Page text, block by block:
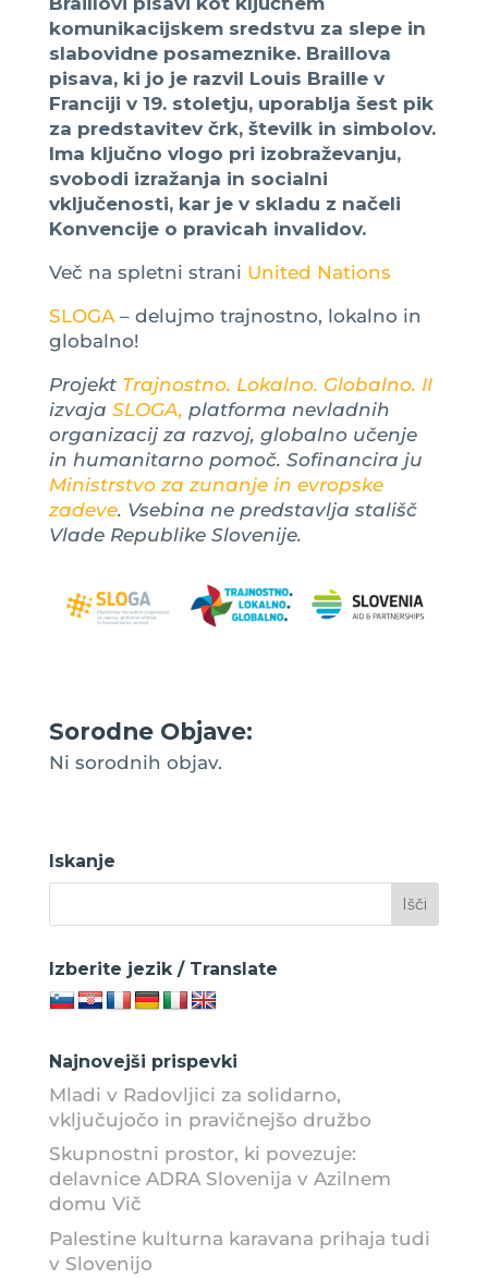
komunikacijskem sredstvu za slepe in
slabovidne posameznike. Braillova
pisava, ki jo je razvil Louis Braille v
Franciji v 19. stoletju, uporablja šest pik
za predstavitev črk, številk in simbolov.
Ima ključno vlogo pri izobraževanju,
svobodi izražanja in socialni
vključenosti, kar je v skladu z načeli
Konvencije o pravicah invalidov.
Več na spletni strani United Nations
SLOGA– delujmo trajnostno, lokalno in
globalno!
Projekt Trajnostno. Lokalno. Globalno. II
izvaja SLOGA, platforma nevladnih
organizacij za razvoj, globalno učenje
in humanitarno pomoč. Sofinancira ju
Ministrstvo za zunanje in evropske
zadeve. Vsebina ne predstavlja stališč
Vlade Republike Slovenije.
Sorodne Objave:
Ni sorodnih objav.
Iskanje
Izberite jezik / Translate
Najnovejši prispevki
Mladi v Radovljici za solidarno,
vključujočo in pravičnejšo družbo
Skupnostni prostor, ki povezuje:
delavnice ADRA Slovenija v Azilnem
domu Vič
Palestine kulturna karavana prihaja tudi
v Slovenijo